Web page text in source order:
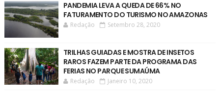
PANDEMIA LEVA A QUEDA DE 66% NO
FATURAMENTO DO TURISMO NO AMAZONAS
Redação Setembro 28, 2020
TRILHAS GUIADAS E MOSTRA DE INSETOS
RAROS FAZEM PARTE DA PROGRAMA DAS
FERIAS NO PARQUE SUMAÚMA
Redação Janeiro 10, 2020